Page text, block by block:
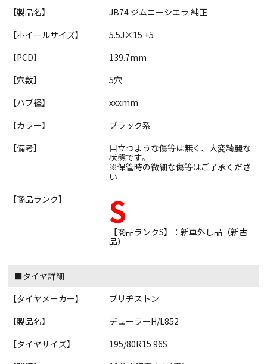
【製品名】
JB74 ジムニーシエラ 純正
【ホイールサイズ】
5.5J×15 +5
【PCD】
139.7mm
【穴数】
5穴
【ハブ径】
xxxmm
【カラー】
ブラック系
【備考】
目立つような傷等は無く、大変綺麗な
状態です。
※保管時の微細な傷等はご了承くださ
い
【商品ランク】
S
【商品ランクS】：新車外し品（新古
品）
■タイヤ詳細
【タイヤメーカー】
ブリヂストン
【製品名】
デューラーH/L852
【タイヤサイズ】
195/80R15 96S